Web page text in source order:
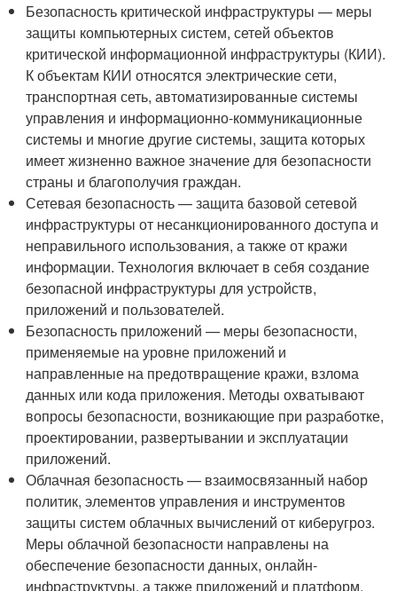
Безопасность критической инфраструктуры — меры
защиты компьютерных систем, сетей объектов
критической информационной инфраструктуры (КИИ).
К объектам КИИ относятся электрические сети,
транспортная сеть, автоматизированные системы
управления и информационно-коммуникационные
системы и многие другие системы, защита которых
имеет жизненно важное значение для безопасности
страны и благополучия граждан.
Сетевая безопасность — защита базовой сетевой
инфраструктуры от несанкционированного доступа и
неправильного использования, а также от кражи
информации. Технология включает в себя создание
безопасной инфраструктуры для устройств,
приложений и пользователей.
Безопасность приложений — меры безопасности,
применяемые на уровне приложений и
направленные на предотвращение кражи, взлома
данных или кода приложения. Методы охватывают
вопросы безопасности, возникающие при разработке,
проектировании, развертывании и эксплуатации
приложений.
Облачная безопасность — взаимосвязанный набор
политик, элементов управления и инструментов
защиты систем облачных вычислений от киберугроз.
Меры облачной безопасности направлены на
обеспечение безопасности данных, онлайн-
инфраструктуры, а также приложений и платформ.